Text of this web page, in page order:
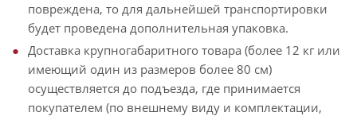
повреждена, то для дальнейшей транспортировки
будет проведена дополнительная упаковка.
Доставка крупногабаритного товара (более 12 кг или
имеющий один из размеров более 80 см)
осуществляется до подъезда, где принимается
покупателем (по внешнему виду и комплектации,